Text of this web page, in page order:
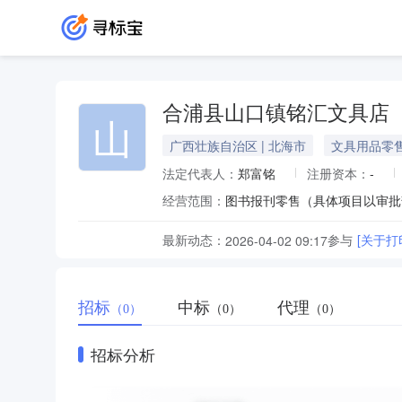
山 合浦县山口镇铭汇文具店
广西壮族自治区 | 北海市
文具用品零
法定代表人： 郑富铭 注册资本： -
经营范围：
最新动态： 2026-04-02 09:17参与 [关于
招标 （0） 中标 （0） 代理 （0）
招标分析